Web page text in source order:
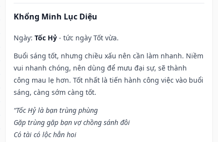
Khổng Minh Lục Diệu
Ngày: Tốc Hỷ - tức ngày Tốt vừa.
Buổi sáng tốt, nhưng chiều xấu nên cần làm nhanh. Niềm
vui nhanh chóng, nên dùng để mưu đại sự, sẽ thành
công mau lẹ hơn. Tốt nhất là tiến hành công việc vào buổi
sáng, càng sớm càng tốt.
“Tốc Hỷ là bạn trùng phùng
Gặp trùng gặp bạn vợ chồng sánh đôi
Có tài có lộc hẳn hoi